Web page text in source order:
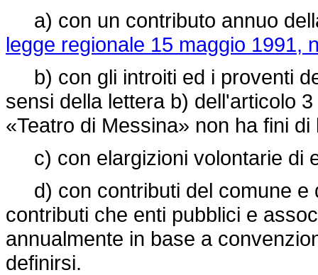
a) con un contributo annuo
legge regionale 15 maggio 1991,
b) con gli introiti ed i proventi
sensi della lettera b) dell'articolo
«Teatro di Messina» non ha fini di
c) con elargizioni volontarie di
d) con contributi del comune e
contributi che enti pubblici e
annualmente in base a
definirsi.